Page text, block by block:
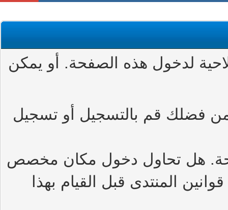
لدخول هذه الصفحة. أو يمكن
فضلك قم بالتسجيل أو تسجيل
هل تحاول دخول مكان مخصص
المنتدى قبل القيام بهذا